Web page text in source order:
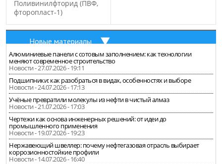
Поливинилфторид (ПВФ,
фторопласт-1)
Новые материалы
Алюминиевые панели с сотовым заполнением: как технологии
меняют современное строительство
Новости - 27.07.2026 - 19:11
Подшипники: как разобраться в видах, особенностях и выборе
Новости - 24.07.2026 - 17:13
Учёные превратили молекулы из нефти в чистый алмаз
Новости - 21.07.2026 - 17:03
Чертежи как основа инженерных решений: от идеи до
промышленного применения
Новости - 19.07.2026 - 19:23
Нержавеющий швеллер: почему нефтегазовая отрасль выбирает
коррозионностойкие профили
Новости - 14.07.2026 - 16:40